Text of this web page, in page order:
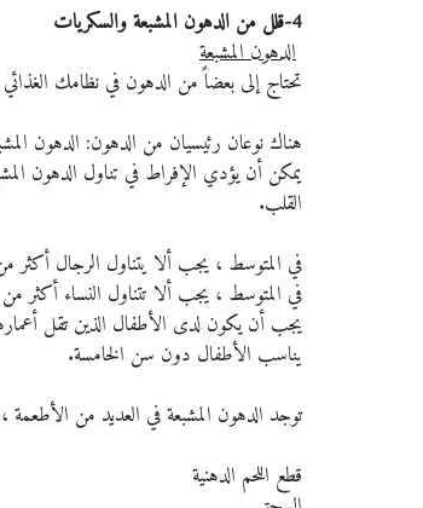
4-قلل من الدهون المشبعة والسكريات
الدهون المشبعة
تحتاج إلى بعضاً من الدهون في نظامك الغذائي
هناك نوعان رئيسيان من الدهون: الدهون
يمكن أن يؤدي الإفراط في تناول الدهون
القلب.
في المتوسط ​​، يجب ألا يتناول الرجال أكثر من  30 جرام من الدهون المشبعة
في المتوسط ​​، يجب ألا تتناول النساء أكثر من 20 جرام من الدهون المشبعة يومياً.
يناسب الأطفال دون سن الخامسة.
توجد الدهون المشبعة في العديد من الأطعمة
قطع اللحم الدهنية